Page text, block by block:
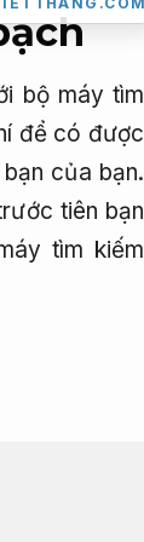
bộ máy tìm
để có được
của bạn.
tiên bạn
tìm kiếm